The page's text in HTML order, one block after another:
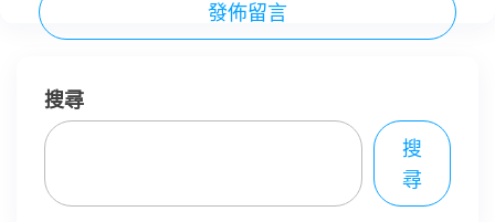
搜尋
搜
尋